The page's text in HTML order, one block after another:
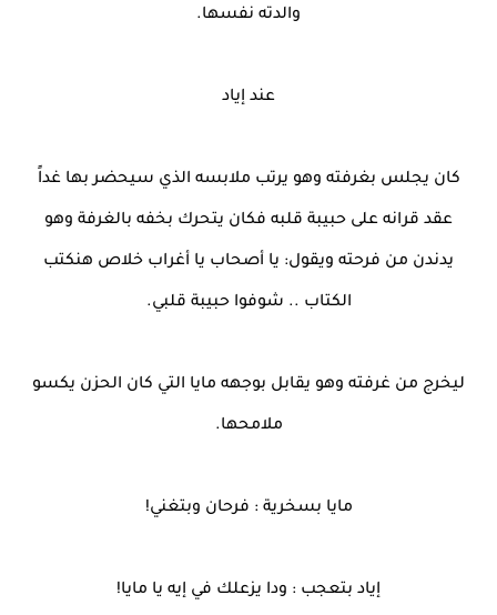
والدته نفسها.
عند إياد
كان يجلس بغرفته وهو يرتب ملابسه الذي سيحضر بها غداً
عقد قرانه على حبيبة قلبه فكان يتحرك بخفه بالغرفة وهو
يدندن من فرحته ويقول: يا أصحاب يا أغراب خلاص هنكتب
الكتاب .. شوفوا حبيبة قلبي.
ليخرج من غرفته وهو يقابل بوجهه مايا التي كان الحزن يكسو
ملامحها.
مايا بسخرية : فرحان وبتغني!
إياد بتعجب : ودا يزعلك في إيه يا مايا!